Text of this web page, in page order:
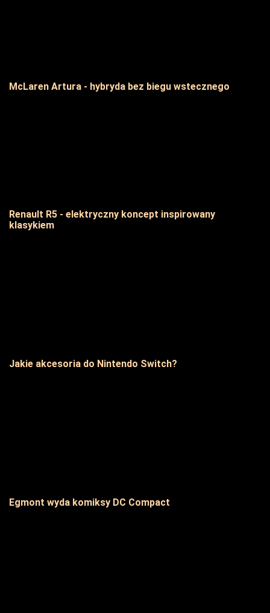
McLaren Artura - hybryda bez biegu wstecznego
Renault R5 - elektryczny koncept inspirowany
klasykiem
Jakie akcesoria do Nintendo Switch?
Egmont wyda komiksy DC Compact